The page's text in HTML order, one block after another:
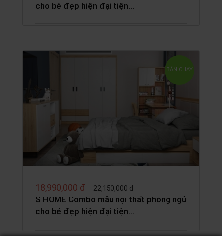
cho bé đẹp hiện đại tiện…
BÁN CHẠY
18,990,000 đ 22,150,000 đ
S HOME Combo mẫu nội thất phòng ngủ
cho bé đẹp hiện đại tiện…